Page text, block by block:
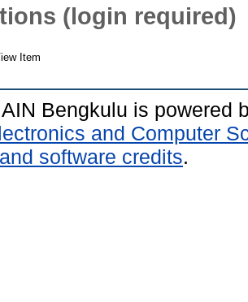
(login required)
Item
Bengkulu is powered
and Computer
software credits.